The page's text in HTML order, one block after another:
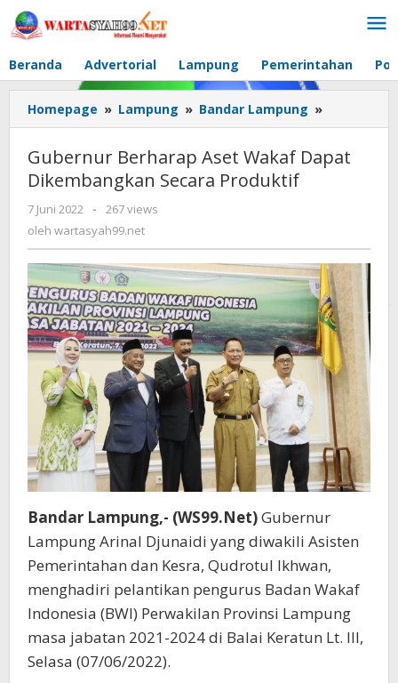
Lewati
ke
Beranda
Advertorial Lampung Pemerintahan
Homepage » Lampung » Bandar Lampung »
Berharap
Wakaf
Gubernur Berharap Aset Wakaf Dapat
Dikembangkan Secara Produktif
7 Juni 2022
oleh
wartasyah99.net
-
267 views
oleh wartasyah99.net
Bandar Lampung,- (WS99.Net)Gubernur
Lampung Arinal Djunaidi yang diwakili Asisten
Pemerintahan dan Kesra, Qudrotul Ikhwan,
menghadiri pelantikan pengurus Badan Wakaf
Indonesia (BWI) Perwakilan Provinsi Lampung
masa jabatan 2021-2024 di Balai Keratun Lt. III,
Selasa (07/06/2022).